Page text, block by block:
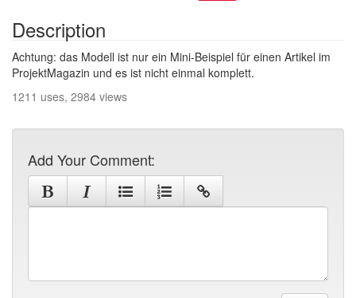
Description
Achtung: das Modell ist nur ein Mini-Beispiel für einen Artikel im
ProjektMagazin und es ist nicht einmal komplett.
1211 uses, 2984 views
Add Your Comment: